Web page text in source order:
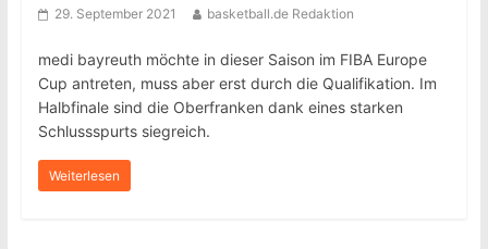
29. September 2021 basketball.de Redaktion
medi bayreuth möchte in dieser Saison im FIBA Europe
Cup antreten, muss aber erst durch die Qualifikation. Im
Halbfinale sind die Oberfranken dank eines starken
Schlussspurts siegreich.
Weiterlesen